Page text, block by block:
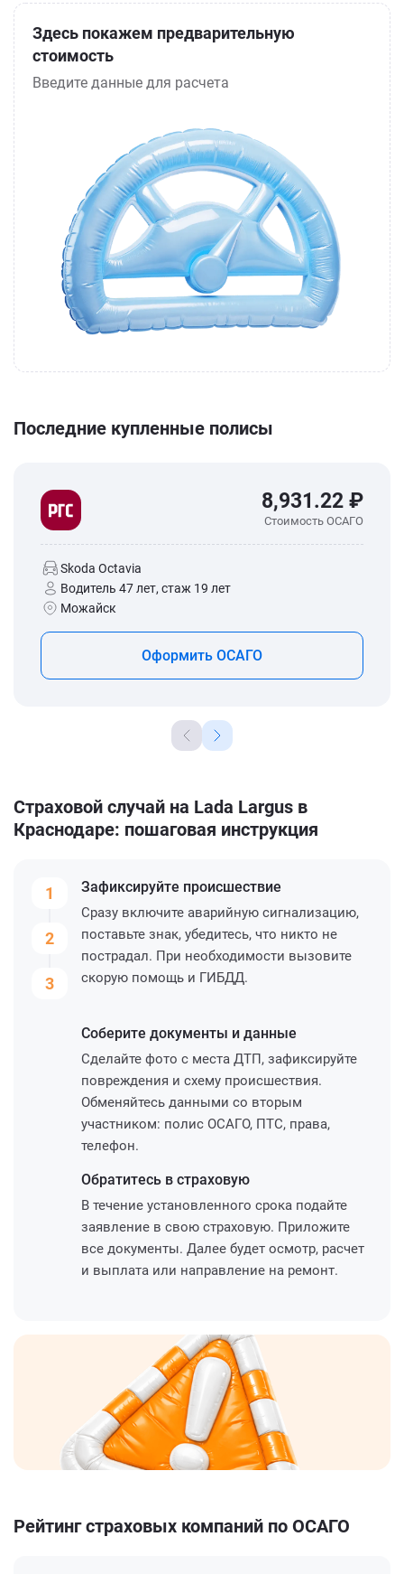
Здесь покажем предварительную
стоимость
Введите данные для расчета
Последние купленные полисы
8,931.22 ₽
Стоимость ОСАГО
Skoda Octavia
Водитель 47 лет, стаж 19 лет
Можайск
Оформить ОСАГО
Страховой случай на Lada Largus в
Краснодаре: пошаговая инструкция
1
2
3
Зафиксируйте происшествие
Сразу включите аварийную сигнализацию,
поставьте знак, убедитесь, что никто не
пострадал. При необходимости вызовите
скорую помощь и ГИБДД.
Соберите документы и данные
Сделайте фото с места ДТП, зафиксируйте
повреждения и схему происшествия.
Обменяйтесь данными со вторым
участником: полис ОСАГО, ПТС, права,
телефон.
Обратитесь в страховую
В течение установленного срока подайте
заявление в свою страховую. Приложите
все документы. Далее будет осмотр, расчет
и выплата или направление на ремонт.
Рейтинг страховых компаний по ОСАГО